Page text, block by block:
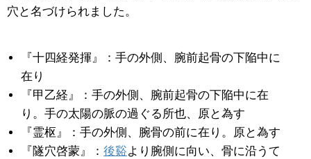
穴と名づけられました。
『十四経発揮』：手の外側、腕前起骨の下陥中に
在り
『甲乙経』：手の外側、腕前起骨の下陥中に在
り。手の太陽の脈の過ぐる所也、原と為す
『霊枢』：手の外側、腕骨の前に在り。原と為す
『隧穴啓蒙』： 後谿より腕側に向い、骨に沿うて